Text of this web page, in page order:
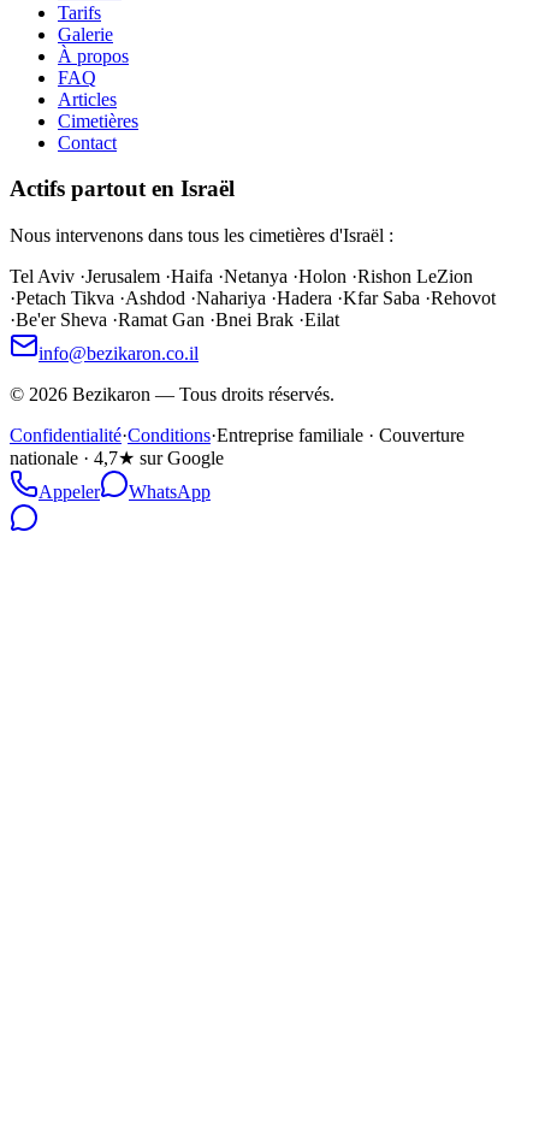
Tarifs
Galerie
À propos
FAQ
Articles
Cimetières
Contact
Actifs partout en Israël
Nous intervenons dans tous les cimetières d'Israël :
Tel Aviv ·Jerusalem ·Haifa ·Netanya ·Holon ·Rishon LeZion
·Petach Tikva ·Ashdod ·Nahariya ·Hadera ·Kfar Saba ·Rehovot
·Be'er Sheva ·Ramat Gan ·Bnei Brak ·Eilat
info@bezikaron.co.il
© 2026 Bezikaron — Tous droits réservés.
Confidentialité·Conditions·Entreprise familiale · Couverture
nationale · 4,7★ sur Google
Appeler
WhatsApp